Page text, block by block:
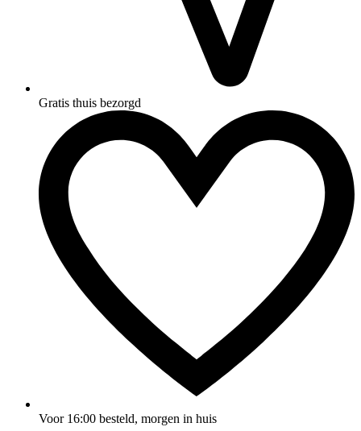
Gratis thuis bezorgd
Voor 16:00 besteld, morgen in huis